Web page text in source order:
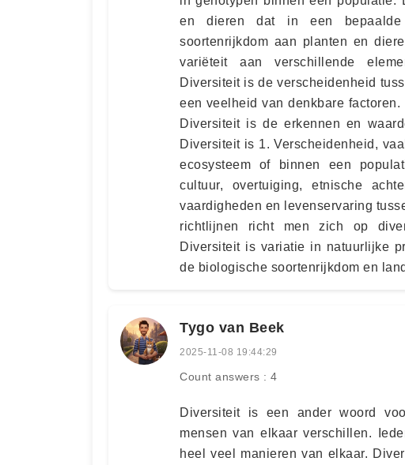
en dieren dat in een
soortenrijkdom aan planten en
variëteit aan verschillende
Diversiteit is de verscheidenheid
een veelheid van denkbare
Diversiteit is de erkennen en
Diversiteit is 1. Verscheidenheid,
ecosysteem of binnen een
cultuur, overtuiging, etnische
vaardigheden en levenservaring
richtlijnen richt men zich op
Diversiteit is variatie in natuurlijke
de biologische soortenrijkdom en
Tygo van Beek
2025-11-08 19:44:29
Count answers : 4
Diversiteit is een ander woord
mensen van elkaar verschillen.
heel veel manieren van elkaar.